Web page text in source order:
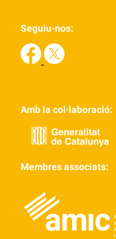
Seguiu-nos:
Amb la col·laboració:
Membres associats: